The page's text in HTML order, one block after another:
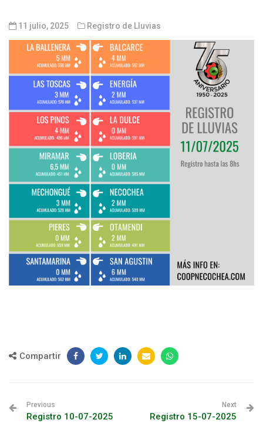
11 julio, 2025 Registro de Lluvias
Compartir
Previous
Registro 10-07-2025
Next
Registro 15-07-2025